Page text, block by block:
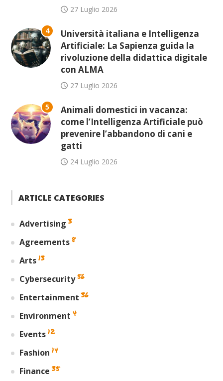
27 Luglio 2026
4
Università italiana e Intelligenza
Artificiale: La Sapienza guida la
rivoluzione della didattica digitale
con ALMA
27 Luglio 2026
5
Animali domestici in vacanza:
come l’Intelligenza Artificiale può
prevenire l’abbandono di cani e
gatti
24 Luglio 2026
ARTICLE CATEGORIES
Advertising 3
Agreements 8
Arts 13
Cybersecurity 56
Entertainment 36
Environment 4
Events 12
Fashion 14
Finance 35